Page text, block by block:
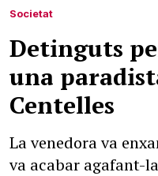
Societat
Detinguts
una
Centelles
La venedora va
va acabar agafant-